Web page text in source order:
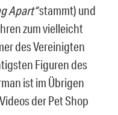
Apart“stammt) und
zum vielleicht
des Vereinigten
Figuren des
ist im Übrigen
der Pet Shop